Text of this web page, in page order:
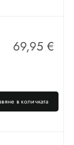
69,95 €
в количката